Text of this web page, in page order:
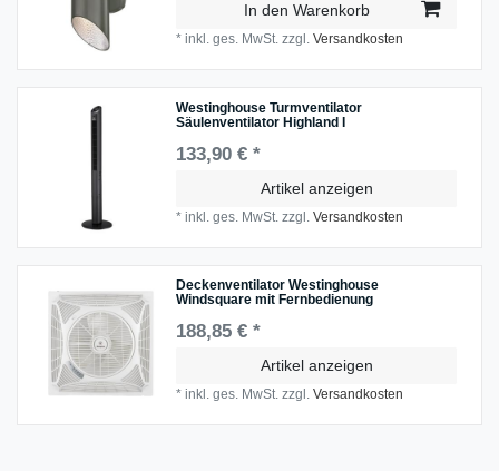
In den Warenkorb
*inkl. ges. MwSt. zzgl.Versandkosten
Westinghouse Turmventilator
Säulenventilator Highland I
133,90 € *
Artikel anzeigen
*inkl. ges. MwSt. zzgl.Versandkosten
Deckenventilator Westinghouse
Windsquare mit Fernbedienung
188,85 € *
Artikel anzeigen
*inkl. ges. MwSt. zzgl.Versandkosten